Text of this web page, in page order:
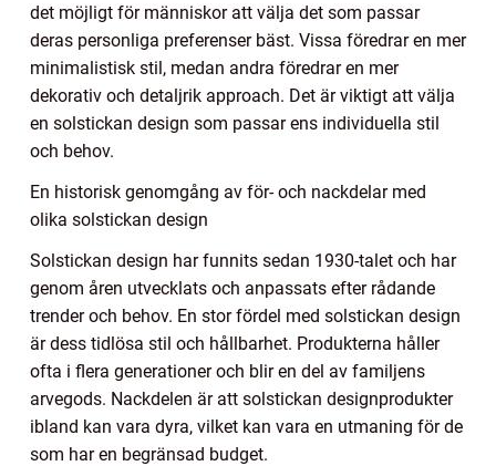
det möjligt för människor att välja det som passar
deras personliga preferenser bäst. Vissa föredrar en mer
minimalistisk stil, medan andra föredrar en mer
dekorativ och detaljrik approach. Det är viktigt att välja
en solstickan design som passar ens individuella stil
och behov.
En historisk genomgång av för- och nackdelar med
olika solstickan design
Solstickan design har funnits sedan 1930-talet och har
genom åren utvecklats och anpassats efter rådande
trender och behov. En stor fördel med solstickan design
är dess tidlösa stil och hållbarhet. Produkterna håller
ofta i flera generationer och blir en del av familjens
arvegods. Nackdelen är att solstickan designprodukter
ibland kan vara dyra, vilket kan vara en utmaning för de
som har en begränsad budget.